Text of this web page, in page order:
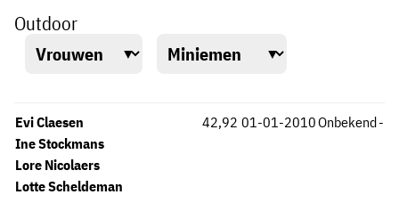
Outdoor
Evi Claesen
Ine Stockmans
Lore Nicolaers
Lotte Scheldeman
Onbekend
42,92 -
01-01-2010